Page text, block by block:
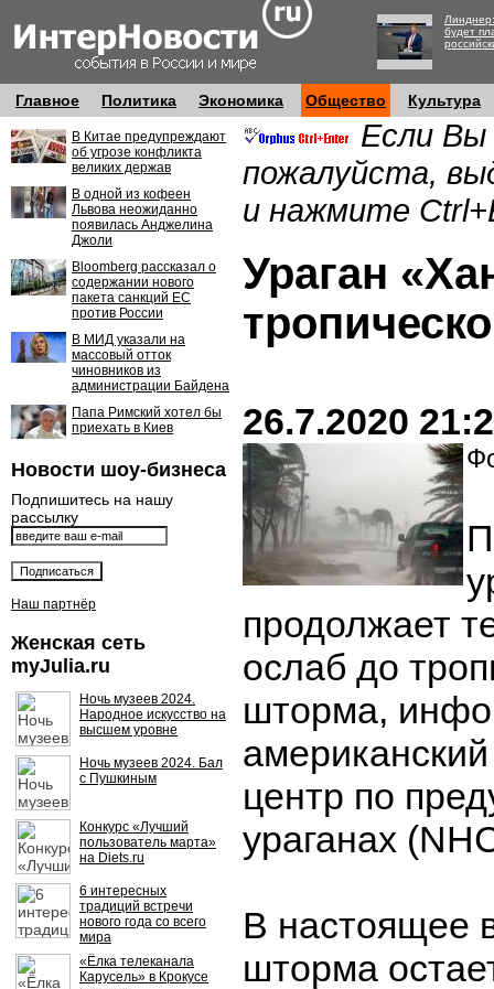
будет
Главное Политика Экономика Общество Культура
В Китае предупреждают
об угрозе конфликта
великих держав
В одной из кофеен
Львова неожиданно
появилась Анджелина
Джоли
Bloomberg рассказал о
содержании нового
пакета санкций ЕС
против России
В МИД указали на
массовый отток
чиновников из
администрации Байдена
Папа Римский хотел бы
приехать в Киев
Новости шоу-бизнеса
Подпишитесь на нашу
рассылку
Наш партнёр
Женская сеть
myJulia.ru
Ночь музеев 2024.
Народное искусство на
высшем уровне
Ночь музеев 2024. Бал
с Пушкиным
Конкурс «Лучший
пользователь марта»
на Diets.ru
6 интересных
традиций встречи
нового года со всего
мира
«Ёлка телеканала
Карусель» в Крокусе
Если Вы
пожалуйста,
и нажмите
Ураган
26.7.2020
продолжает
ослаб до
шторма,
центр по
ураганах
В настоящее
шторма